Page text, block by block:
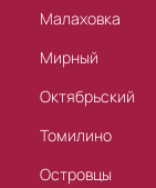
Малаховка
Мирный
Октябрьский
Томилино
Островцы